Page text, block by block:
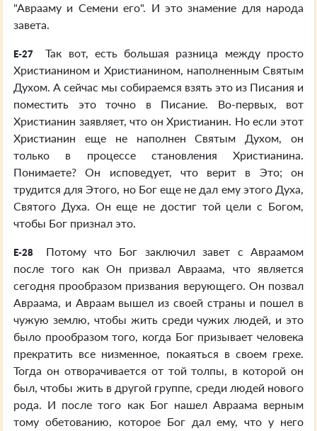
"Аврааму и Семени его". И это знамение для народа
завета.
E-27
Так вот, есть большая разница между просто
Христианином и Христианином, наполненным Святым
Духом. А сейчас мы собираемся взять это из Писания и
поместить это точно в Писание. Во-первых, вот
Христианин заявляет, что он Христианин. Но если этот
Христианин еще не наполнен Святым Духом, он
только в процессе становления Христианина.
Понимаете? Он исповедует, что верит в Это; он
трудится для Этого, но Бог еще не дал ему этого Духа,
Святого Духа. Он еще не достиг той цели с Богом,
чтобы Бог признал это.
E-28
Потому что Бог заключил завет с Авраамом
после того как Он призвал Авраама, что является
сегодня прообразом призвания верующего. Он позвал
Авраама, и Авраам вышел из своей страны и пошел в
чужую землю, чтобы жить среди чужих людей, и это
было прообразом того, когда Бог призывает человека
прекратить все низменное, покаяться в своем грехе.
Тогда он отворачивается от той толпы, в которой он
был, чтобы жить в другой группе, среди людей нового
рода. И после того как Бог нашел Авраама верным
тому обетованию, которое Бог дал ему, что у него